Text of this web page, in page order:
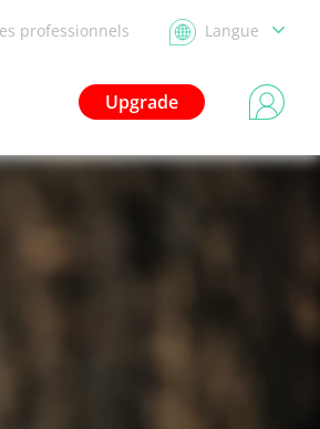
professionnels Langue
Upgrade